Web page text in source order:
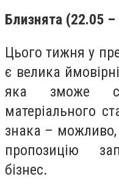
Близнята (22.05
Цього тижня у
є велика
яка зможе
матеріального
знака – можливо,
пропозицію
бізнес.